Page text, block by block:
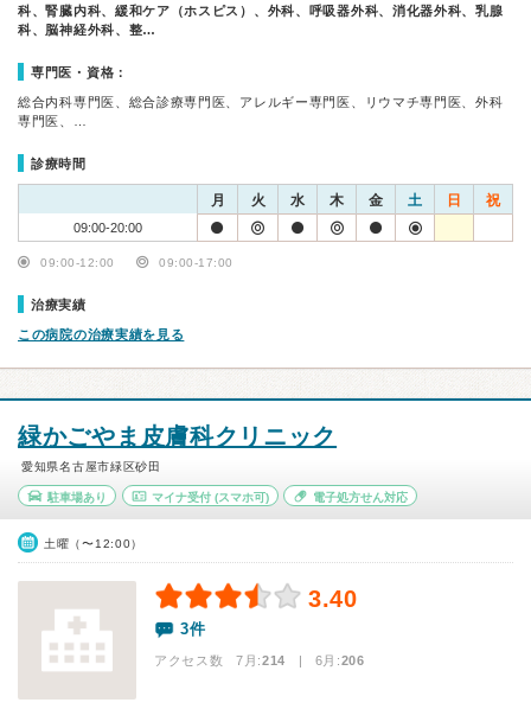
科、腎臓内科、緩和ケア（ホスピス）、外科、呼吸器外科、消化器外科、乳腺
科、脳神経外科、整…
専門医・資格：
総合内科専門医、総合診療専門医、アレルギー専門医、リウマチ専門医、外科
専門医、…
診療時間
月 火 水 木 金 土 日 祝
09:00-20:00
09:00-12:00 09:00-17:00
治療実績
この病院の治療実績を見る
緑かごやま皮膚科クリニック
愛知県名古屋市緑区砂田
駐車場あり マイナ受付(スマホ可) 電子処方せん対応
土曜（〜12:00）
3.40
3件
アクセス数 7月:214 | 6月:206